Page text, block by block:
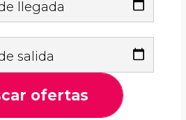
llegada
salida
ofertas